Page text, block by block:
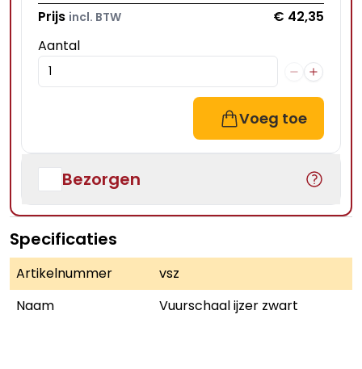
Prijs incl. BTW
€ 42,35
Aantal
Voeg toe
Bezorgen
Specificaties
Artikelnummer
vsz
Naam
Vuurschaal ijzer zwart